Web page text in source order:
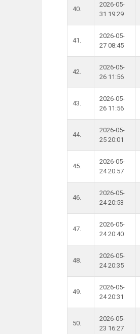
40.
2026-05-
31 19:29
41.
2026-05-
27 08:45
42.
2026-05-
26 11:56
43.
2026-05-
26 11:56
44.
2026-05-
25 20:01
45.
2026-05-
24 20:57
46.
2026-05-
24 20:53
47.
2026-05-
24 20:40
48.
2026-05-
24 20:35
49.
2026-05-
24 20:31
50.
2026-05-
23 16:27